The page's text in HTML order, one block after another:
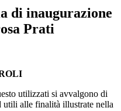
di inaugurazione
Prati
utilizzati si avvalgono di
utili alle finalità illustrate nella